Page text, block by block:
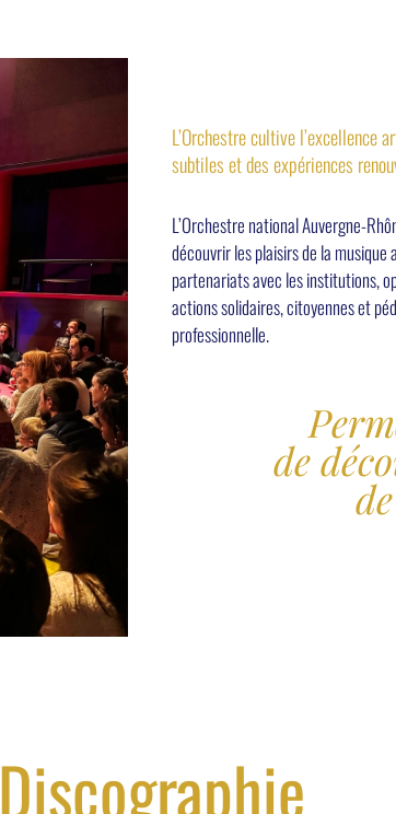
L’Orchestre cultive l’excellence
subtiles et des expériences
L’Orchestre national Auvergne-
découvrir les plaisirs de la
partenariats avec les institutions,
actions solidaires, citoyennes et
professionnelle.
de
Discographie